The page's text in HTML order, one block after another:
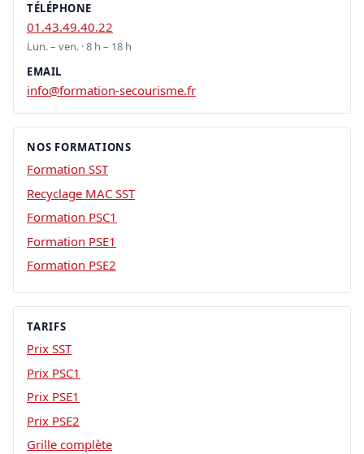
TÉLÉPHONE
01.43.49.40.22
Lun. – ven. · 8 h – 18 h
EMAIL
info@formation-secourisme.fr
NOS FORMATIONS
Formation SST
Recyclage MAC SST
Formation PSC1
Formation PSE1
Formation PSE2
TARIFS
Prix SST
Prix PSC1
Prix PSE1
Prix PSE2
Grille complète